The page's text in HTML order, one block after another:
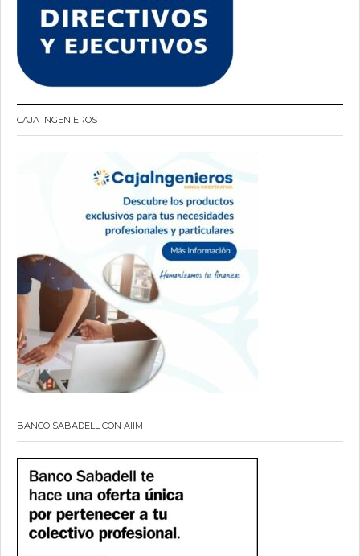
CAJA INGENIEROS
BANCO SABADELL CON AIIM